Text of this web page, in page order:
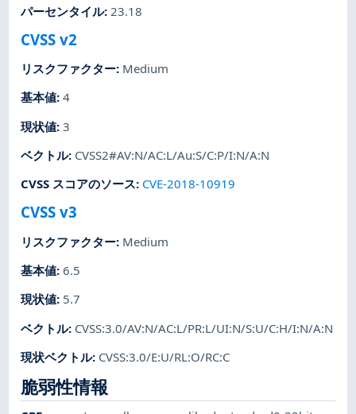
パーセンタイル: 23.18
CVSS v2
リスクファクター: Medium
基本値:4
現状値:3
ベクトル: CVSS2#AV:N/AC:L/Au:S/C:P/I:N/A:N
CVSS スコアのソース: CVE-2018-10919
CVSS v3
リスクファクター: Medium
基本値:6.5
現状値: 5.7
ベクトル: CVSS:3.0/AV:N/AC:L/PR:L/UI:N/S:U/C:H/I:N/A:N
現状ベクトル: CVSS:3.0/E:U/RL:O/RC:C
脆弱性情報